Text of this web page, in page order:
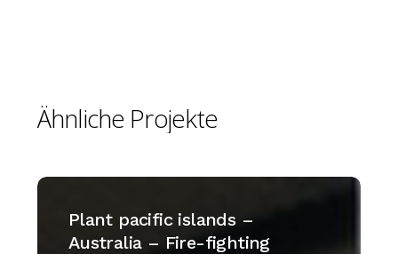
Ähnliche Projekte
Plant
pacific
islands
Plant pacific islands –
Australia – Fire-fighting